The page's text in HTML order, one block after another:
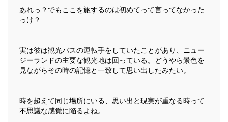
あれっ？でもここを旅するのは初めてって言ってなかった
っけ？
実は彼は観光バスの運転手をしていたことがあり、ニュー
ジーランドの主要な観光地は回っている。どうやら景色を
見ながらその時の記憶と一致して思い出したみたい。
時を超えて同じ場所にいる、思い出と現実が重なる時って
不思議な感覚に陥るよね。